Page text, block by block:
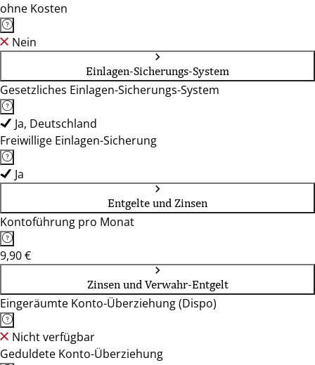
ohne Kosten
Nein
Einlagen-Sicherungs-System
Gesetzliches Einlagen-Sicherungs-System
Ja, Deutschland
Freiwillige Einlagen-Sicherung
Ja
Entgelte und Zinsen
Kontoführung pro Monat
9,90 €
Zinsen und Verwahr-Entgelt
Eingeräumte Konto-Überziehung (Dispo)
Nicht verfügbar
Geduldete Konto-Überziehung